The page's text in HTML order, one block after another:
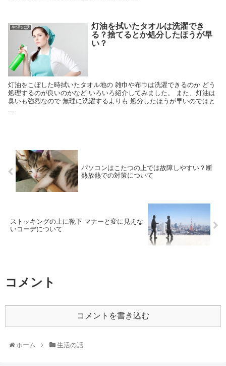
生活の話
灯油を拭いたタオルは洗濯でき
る？捨てるとか処分したほうが早
い？
灯油をこぼした時拭いたタオル地の 雑巾や布巾は洗濯できるのか どう
処理するのが良いのかなど いろいろ紹介してみました。 また、灯油は
臭いも強烈なので 無理に洗濯するよりも 処分したほうが早いのではと
...
パソコンはこたつの上では故障しやすい？断
熱放熱での対策について
ストッキングの上に靴下 マナーと変に見えな
いコーデについて
コメント
コメントを書き込む
ホーム 生活の話